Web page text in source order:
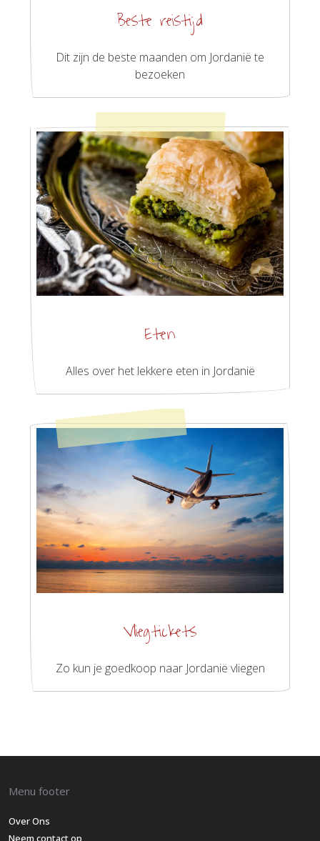
Beste reistijd
Dit zijn de beste maanden om Jordanië te
bezoeken
Eten
Alles over het lekkere eten in Jordanië
Vliegtickets
Zo kun je goedkoop naar Jordanië vliegen
Menu footer
Over Ons
Neem contact op